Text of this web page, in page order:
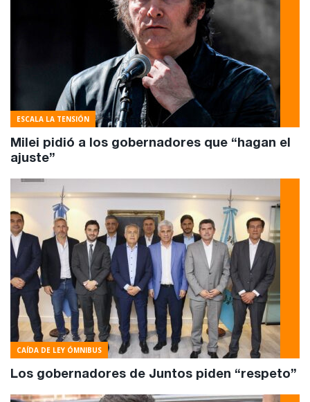
ESCALA LA TENSIÓN
Milei pidió a los gobernadores que “hagan el
ajuste”
CAÍDA DE LEY ÓMNIBUS
Los gobernadores de Juntos piden “respeto”